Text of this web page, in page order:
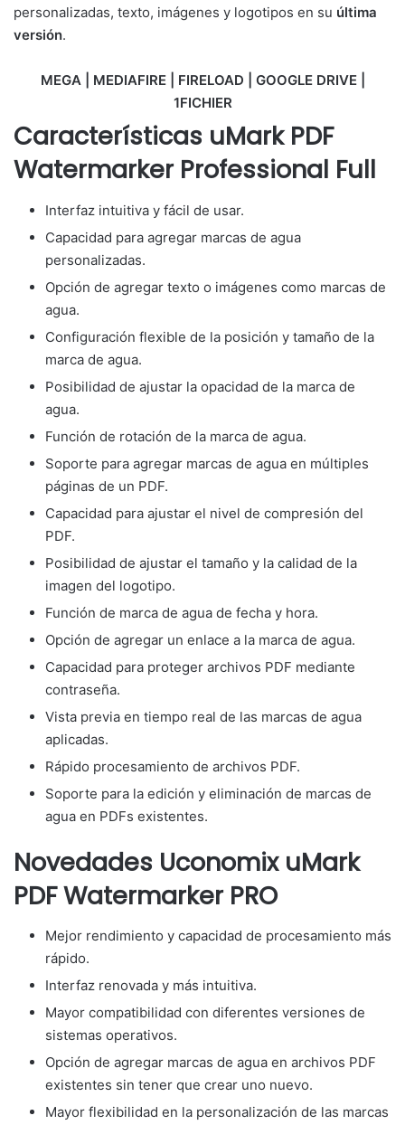
personalizadas, texto, imágenes y logotipos en su última
versión.
MEGA | MEDIAFIRE | FIRELOAD | GOOGLE DRIVE |
1FICHIER
Características uMark PDF
Watermarker Professional Full
Interfaz intuitiva y fácil de usar.
Capacidad para agregar marcas de agua
personalizadas.
Opción de agregar texto o imágenes como marcas de
agua.
Configuración flexible de la posición y tamaño de la
marca de agua.
Posibilidad de ajustar la opacidad de la marca de
agua.
Función de rotación de la marca de agua.
Soporte para agregar marcas de agua en múltiples
páginas de un PDF.
Capacidad para ajustar el nivel de compresión del
PDF.
Posibilidad de ajustar el tamaño y la calidad de la
imagen del logotipo.
Función de marca de agua de fecha y hora.
Opción de agregar un enlace a la marca de agua.
Capacidad para proteger archivos PDF mediante
contraseña.
Vista previa en tiempo real de las marcas de agua
aplicadas.
Rápido procesamiento de archivos PDF.
Soporte para la edición y eliminación de marcas de
agua en PDFs existentes.
Novedades Uconomix uMark
PDF Watermarker PRO
Mejor rendimiento y capacidad de procesamiento más
rápido.
Interfaz renovada y más intuitiva.
Mayor compatibilidad con diferentes versiones de
sistemas operativos.
Opción de agregar marcas de agua en archivos PDF
existentes sin tener que crear uno nuevo.
Mayor flexibilidad en la personalización de las marcas